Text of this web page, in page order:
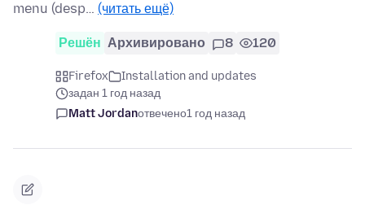
menu (desp… (читать ещё)
Решён Архивировано 8 120
Firefox
Installation and updates
задан 1 год назад
Matt Jordanотвечено1 год назад